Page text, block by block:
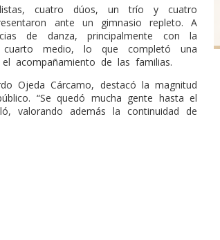
cuatro dúos, un trío y cuatro
ante un gimnasio repleto. A
de danza, principalmente con la
cuarto medio, lo que completó una
acompañamiento de las familias.
Ojeda Cárcamo, destacó la magnitud
“Se quedó mucha gente hasta el
valorando además la continuidad de